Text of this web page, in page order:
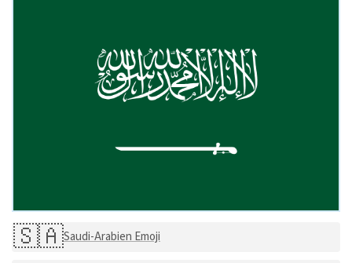
🇸🇦Saudi-Arabien Emoji